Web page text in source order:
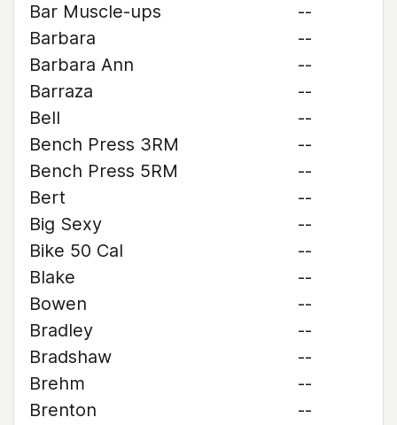
Bar Muscle-ups
--
Barbara
--
Barbara Ann
--
Barraza
--
Bell
--
Bench Press 3RM
--
Bench Press 5RM
--
Bert
--
Big Sexy
--
Bike 50 Cal
--
Blake
--
Bowen
--
Bradley
--
Bradshaw
--
Brehm
--
Brenton
--